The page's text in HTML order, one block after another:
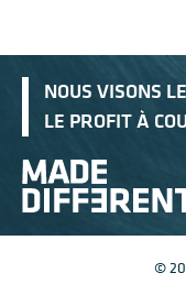
NOUS VISONS
LE PROFIT À
©